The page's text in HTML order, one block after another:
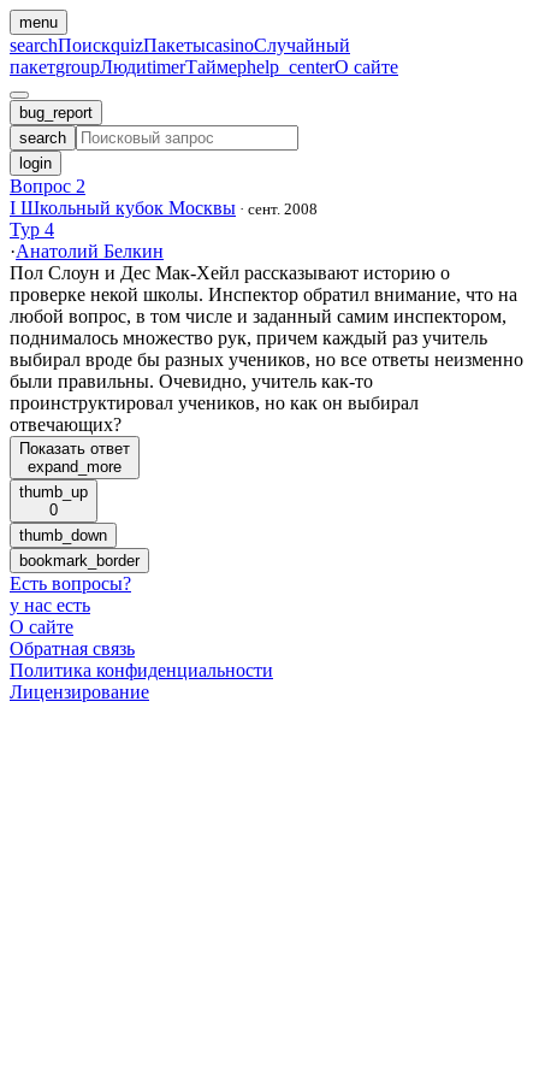
menu
searchПоискquizПакетыcasinoСлучайный
пакетgroupЛюдиtimerТаймерhelp_centerО сайте
bug_report
search
login
Вопрос 2
I Школьный кубок Москвы · сент. 2008
Тур 4
·Анатолий Белкин
Пол Слоун и Дес Мак-Хейл рассказывают историю о
проверке некой школы. Инспектор обратил внимание, что на
любой вопрос, в том числе и заданный самим инспектором,
поднималось множество рук, причем каждый раз учитель
выбирал вроде бы разных учеников, но все ответы неизменно
были правильны. Очевидно, учитель как-то
проинструктировал учеников, но как он выбирал
отвечающих?
Показать ответ
expand_more
thumb_up
0
thumb_down
bookmark_border
Есть вопросы?
у нас есть
О сайте
Обратная связь
Политика конфиденциальности
Лицензирование